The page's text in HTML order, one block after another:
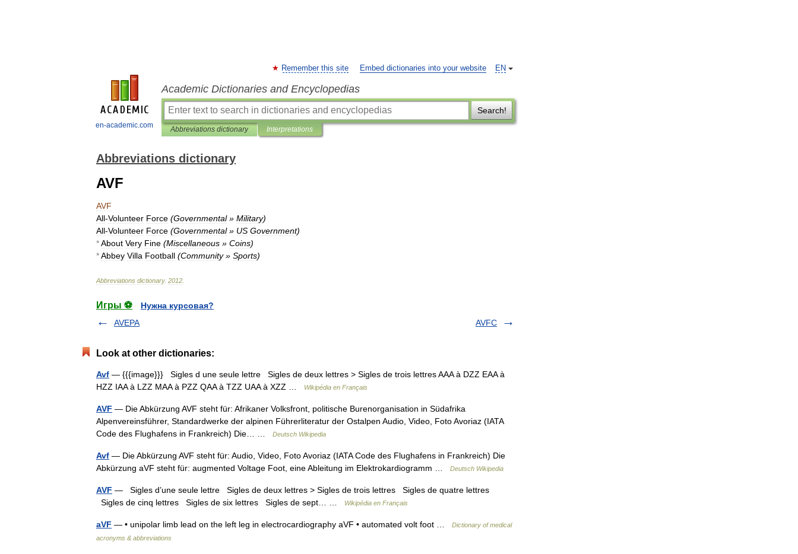
en-academic.com
EN
Remember this site Embed dictionaries into your website
Academic Dictionaries and Encyclopedias
Search!
Abbreviations dictionary Interpretations
Abbreviations dictionary
AVF
AVF
All-Volunteer Force (Governmental» Military)
All-Volunteer Force (Governmental» US Government)
*About Very Fine (Miscellaneous » Coins)
*Abbey Villa Football (Community» Sports)
Abbreviations dictionary. 2012
Игры ⚽
Нужна курсовая?
AVEPA
AVFC
Look at other dictionaries:
Avf — {{{image}}} Sigles d une seule lettre Sigles de deux lettres > Sigles de trois lettres AAA à DZZ EAA à
HZZ IAA à LZZ MAA à PZZ QAA à TZZ UAA à XZZ …
Wikipédia en Français
AVF — Die Abkürzung AVF steht für: Afrikaner Volksfront, politische Burenorganisation in Südafrika
Alpenvereinsführer, Standardwerke der alpinen Führerliteratur der Ostalpen Audio, Video, Foto Avoriaz (IATA
Code des Flughafens in Frankreich) Die… …
Deutsch Wikipedia
Avf — Die Abkürzung AVF steht für: Audio, Video, Foto Avoriaz (IATA Code des Flughafens in Frankreich) Die
Abkürzung aVF steht für: augmented Voltage Foot, eine Ableitung im Elektrokardiogramm …
Deutsch Wikipedia
AVF — Sigles d’une seule lettre Sigles de deux lettres > Sigles de trois lettres Sigles de quatre lettres
Sigles de cinq lettres Sigles de six lettres Sigles de sept… …
Wikipédia en Français
aVF — • unipolar limb lead on the left leg in electrocardiography aVF • automated volt foot …
Dictionary of medical
acronyms & abbreviations